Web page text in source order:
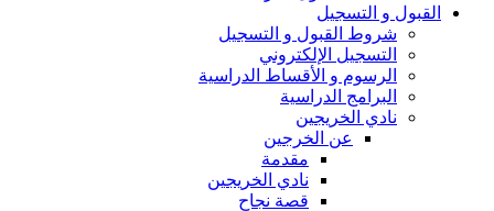
القبول و التسجيل
شروط القبول و التسجيل
التسجيل الإلكتروني
الرسوم و الأقساط الدراسية
البرامج الدراسية
نادي الخريجين
عن الخرجين
مقدمة
نادي الخريجين
قصة نجاح